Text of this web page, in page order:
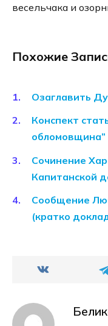
весельчака и
Похожие
Озаглавить
Конспект
обломовщина”
Сочинение
Капитанской
Сообщение
(кратко